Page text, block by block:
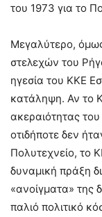
του 1973 για το
Μεγαλύτερο,
στελεχών του
ηγεσία του ΚΚΕ
κατάληψη. Αν το
ακεραιότητας
οτιδήποτε δεν
Πολυτεχνείο, το
δυναμική πράξη
«ανοίγματα» της
παλιό πολιτικό